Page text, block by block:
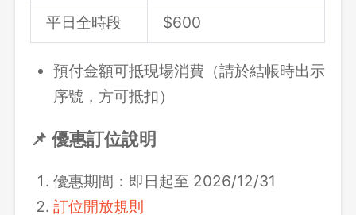
平日全時段 $600
預付金額可抵現場消費（請於結帳時出示
序號，方可抵扣）
📌 優惠訂位說明
優惠期間：即日起至 2026/12/31
訂位開放規則